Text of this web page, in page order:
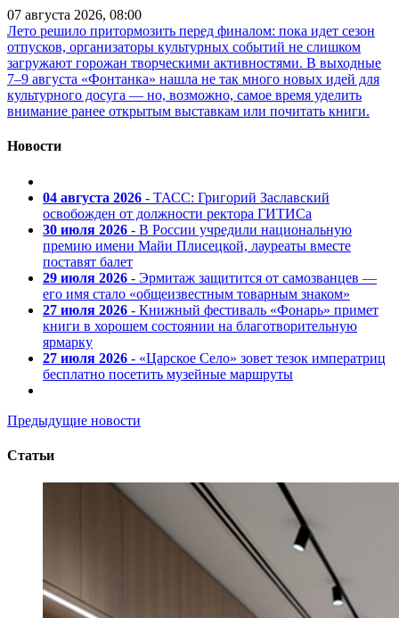
07 августа 2026, 08:00
Лето решило притормозить перед финалом: пока идет сезон
отпусков, организаторы культурных событий не слишком
загружают горожан творческими активностями. В выходные
7–9 августа «Фонтанка» нашла не так много новых идей для
культурного досуга — но, возможно, самое время уделить
внимание ранее открытым выставкам или почитать книги.
Новости
04 августа 2026 - ТАСС: Григорий Заславский
освобожден от должности ректора ГИТИСа
30 июля 2026 - В России учредили национальную
премию имени Майи Плисецкой, лауреаты вместе
поставят балет
29 июля 2026 - Эрмитаж защитится от самозванцев —
его имя стало «общеизвестным товарным знаком»
27 июля 2026 - Книжный фестиваль «Фонарь» примет
книги в хорошем состоянии на благотворительную
ярмарку
27 июля 2026 - «Царское Село» зовет тезок императриц
бесплатно посетить музейные маршруты
Предыдущие новости
Статьи